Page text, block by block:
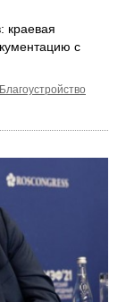
краевая
с
Благоустройство